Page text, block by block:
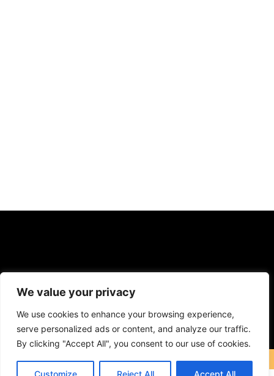
We value your privacy
We use cookies to enhance your browsing experience,
serve personalized ads or content, and analyze our traffic.
By clicking "Accept All", you consent to our use of cookies.
Customize Reject All Accept All
F
a
c
e
b
o
Y
o
u
t
u
b
I
n
s
t
a
g
Contact: icareuphone@gmail.com
COPYRIGHT © 2023 ICareUPhone. ALL RIGHT RESERVED